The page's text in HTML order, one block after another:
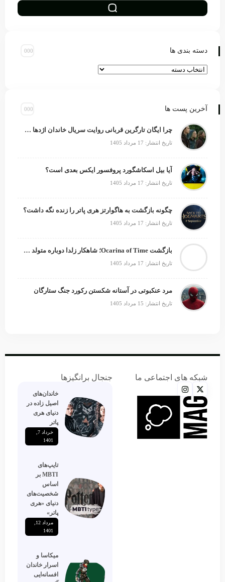
دسته بندی ها
آخرین پست ها
چرا ایگان تارگرین قربانی روایت سریال خاندان اژدها شد؟
تاریخ انتشار: 17 مرداد 1405
آیا بیل اسکاشگورد پروفسور ایکس بعدی است؟
تاریخ انتشار: 17 مرداد 1405
چگونه بازگشت به هاگوارتز هری پاتر را زنده نگه داشت؟
تاریخ انتشار: 17 مرداد 1405
بازگشت Ocarina of Time؛ شاهکار زلدا دوباره متولد می‌شود
تاریخ انتشار: 17 مرداد 1405
مرد عنکبوتی در آستانه شکستن رکورد جنگ ستارگان
تاریخ انتشار: 15 مرداد 1405
شبکه های اجتماعی ما جنجال برانگیزها
خاندان‌های
اصیل زاده‌ در
دنیای هری
پاتر
1401
تایپ‌های
MBTI بر
اساس
شخصیت‌های
دنیای «هری
پاتر»
1401
میکاسا و
اسرار خاندان
افسانه‌ایی